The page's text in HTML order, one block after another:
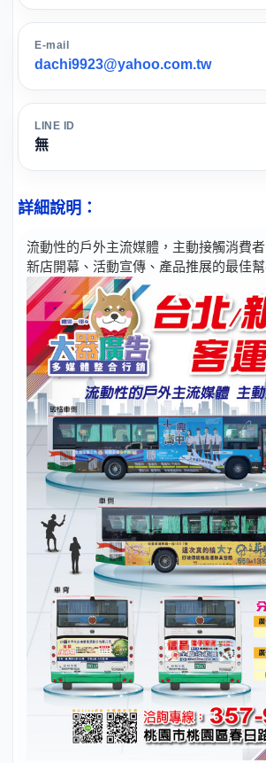
E-mail
dachi9923@yahoo.com.tw
LINE ID
無
詳細說明：
流動性的戶外主流媒體，主動接觸消費者
新店開幕、活動宣傳、產品推展的最佳幫